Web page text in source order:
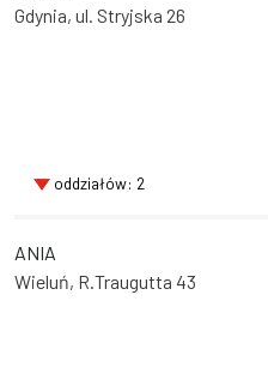
Gdynia, ul. Stryjska 26
oddziałów: 2
ANIA
Wieluń, R.Traugutta 43